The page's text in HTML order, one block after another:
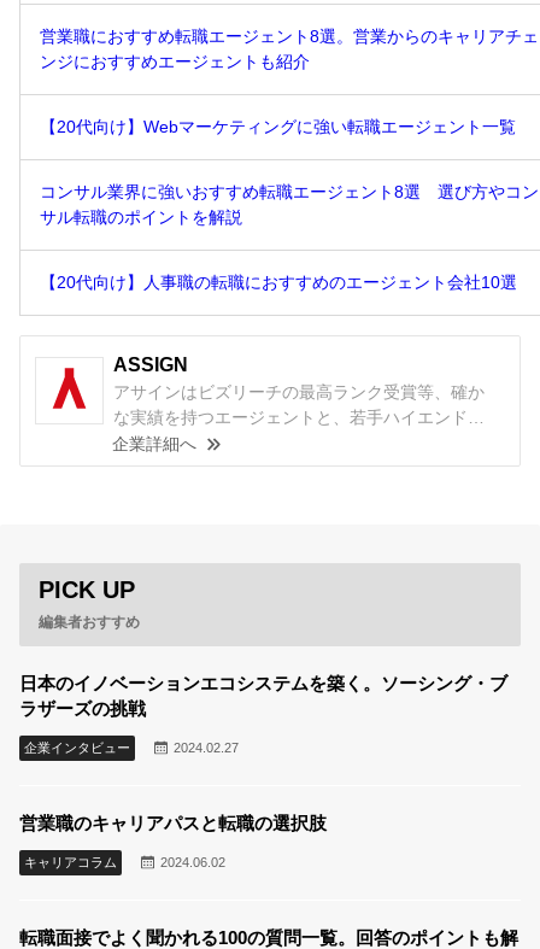
営業職におすすめ転職エージェント8選。営業からのキャリアチェ
ンジにおすすめエージェントも紹介
【20代向け】Webマーケティングに強い転職エージェント一覧
コンサル業界に強いおすすめ転職エージェント8選 選び方やコン
サル転職のポイントを解説
【20代向け】人事職の転職におすすめのエージェント会社10選
ASSIGN
アサインはビズリーチの最高ランク受賞等、確か
な実績を持つエージェントと、若手ハイエンド向
け転職サイト『ASSIGN』であなたのキャリアを支
援しています。 コンサルティング業界専門のキャ
逆算したキャリア戦略をご提案し、ご納得いただ
いた上で案件をご紹介するのが、弊社のキャリア
支援の特徴です。
企業詳細へ
PICK UP
編集者おすすめ
日本のイノベーションエコシステムを築く。ソーシング・ブ
ラザーズの挑戦
企業インタビュー 2024.02.27
営業職のキャリアパスと転職の選択肢
キャリアコラム 2024.06.02
転職面接でよく聞かれる100の質問一覧。回答のポイントも解